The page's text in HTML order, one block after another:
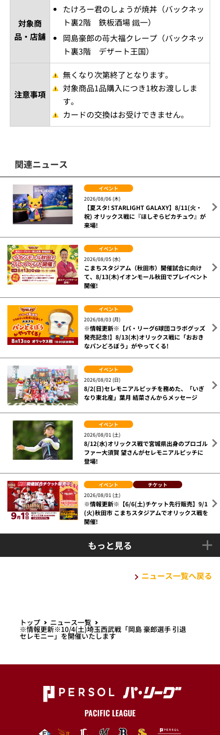
対象商
品・店舗
たけろー君のしょうが焼丼（バックネッ
ト裏2階 鉄板酒場 鐵一）
岡島豪郎の苺大福クレープ（バックネッ
ト裏3階 デザート王国）
注意事項
無くなり次第終了となります。
対象商品1品購入につき1枚お渡ししま
す。
カードの交換はお受けできません。
関連ニュース
イベント
2026/08/06 (木)
【夏スタ! STARLIGHT GALAXY】8/11(火・
祝) オリックス戦に『ほしぞらピカチュウ』が
来場!
イベント
2026/08/05 (水)
こまちスタジアム（秋田市）開催試合に向け
て、8/13(木)イオンモール秋田でプレイベント
開催!
イベント
2026/08/03 (月)
※情報更新※【パ・リーグ6球団コラボグッズ
発売記念!】8/13(木)オリックス戦に「おおき
なパンどろぼう」がやってくる!
イベント
2026/08/02 (日)
8/2(日)セレモニアルピッチを務めた、「いぎ
なり東北産」葉月 結菜さんからメッセージ
イベント
2026/08/01 (土)
8/12(水)オリックス戦で宮城県出身のプロゴル
ファー大須賀 望さんがセレモニアルピッチに
登場!
イベント
チケット
2026/08/01 (土)
※情報更新※【6/6(土)チケット先行販売】9/1
(火)秋田市 こまちスタジアムでオリックス戦を
開催!
もっと見る
ニュース一覧へ戻る
トップ ニュース一覧
※情報更新※10/4(土)埼玉西武戦「岡島 豪郎選手 引退
セレモニー」を開催いたします
PACIFIC LEAGUE